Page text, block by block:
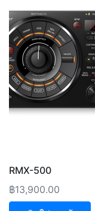
RMX-500
฿13,900.00